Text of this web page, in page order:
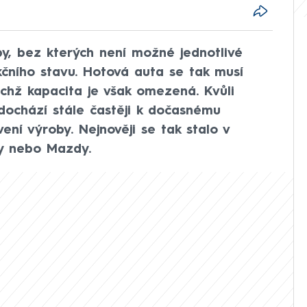
bez kterých není možné jednotlivé
stavu. Hotová auta se tak musí
kapacita je však omezená. Kvůli
stále častěji k dočasnému
výroby. Nejnověji se tak stalo v
nebo Mazdy.